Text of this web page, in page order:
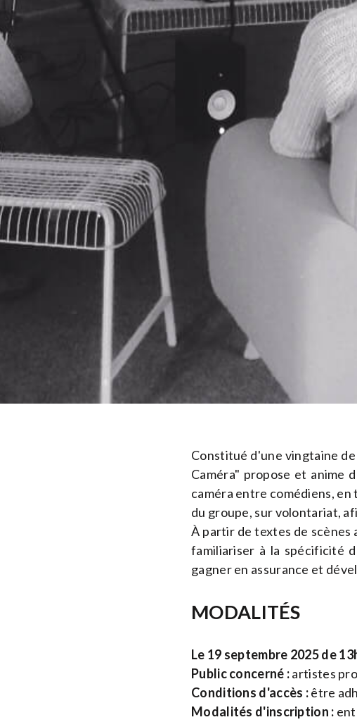
Constitué d'une vingtaine
Caméra" propose et anime
caméra entre comédiens,
du groupe, sur volontariat,
À partir de textes de scènes
familiariser à la spécificité
gagner en assurance et
MODALITÉS
Le 19 septembre 2025 de
Public concerné :artistes
Conditions d'accès :être
Modalités d'inscription :